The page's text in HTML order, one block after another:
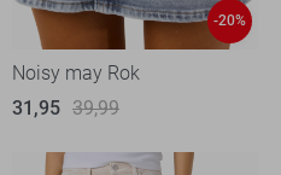
-20%
Noisy may Rok
31,95 39,99